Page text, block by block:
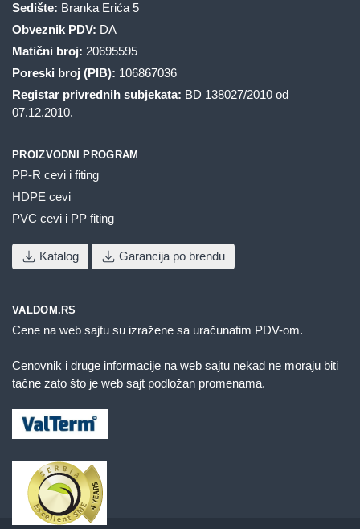
Sedište: Branka Erića 5
Obveznik PDV: DA
Matični broj: 20695595
Poreski broj (PIB): 106867036
Registar privrednih subjekata: BD 138027/2010 od
07.12.2010.
PROIZVODNI PROGRAM
PP-R cevi i fiting
HDPE cevi
PVC cevi i PP fiting
Katalog Garancija po brendu
VALDOM.RS
Cene na web sajtu su izražene sa uračunatim PDV-om.
Cenovnik i druge informacije na web sajtu nekad ne moraju biti
tačne zato što je web sajt podložan promenama.